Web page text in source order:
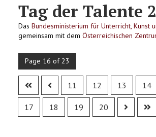
Tag der Talente
Das Bundesministerium für Unterricht, Kunst
gemeinsam mit dem Österreichischen
Page 16 of 23
11 12 13 14
17 18 19 20